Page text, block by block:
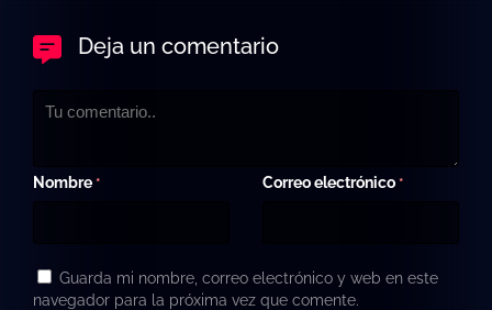
Deja un comentario
Nombre * Correo electrónico *
Guarda mi nombre, correo electrónico y web en este
navegador para la próxima vez que comente.